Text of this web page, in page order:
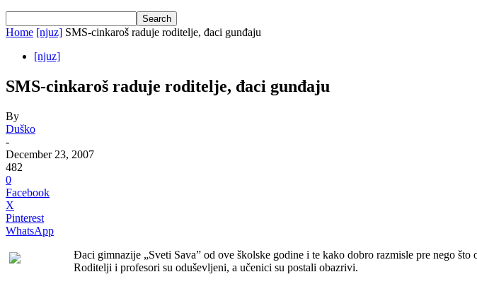
Home [njuz] SMS-cinkaroš raduje roditelje, đaci gunđaju
[njuz]
SMS-cinkaroš raduje roditelje, đaci gunđaju
By
Duško
-
December 23, 2007
482
0
Facebook
X
Pinterest
WhatsApp
Đaci gimnazije „Sveti Sava” od ove školske godine i te kako dobro razmisle pre nego
Roditelji i profesori su oduševljeni, a učenici su postali obazrivi.